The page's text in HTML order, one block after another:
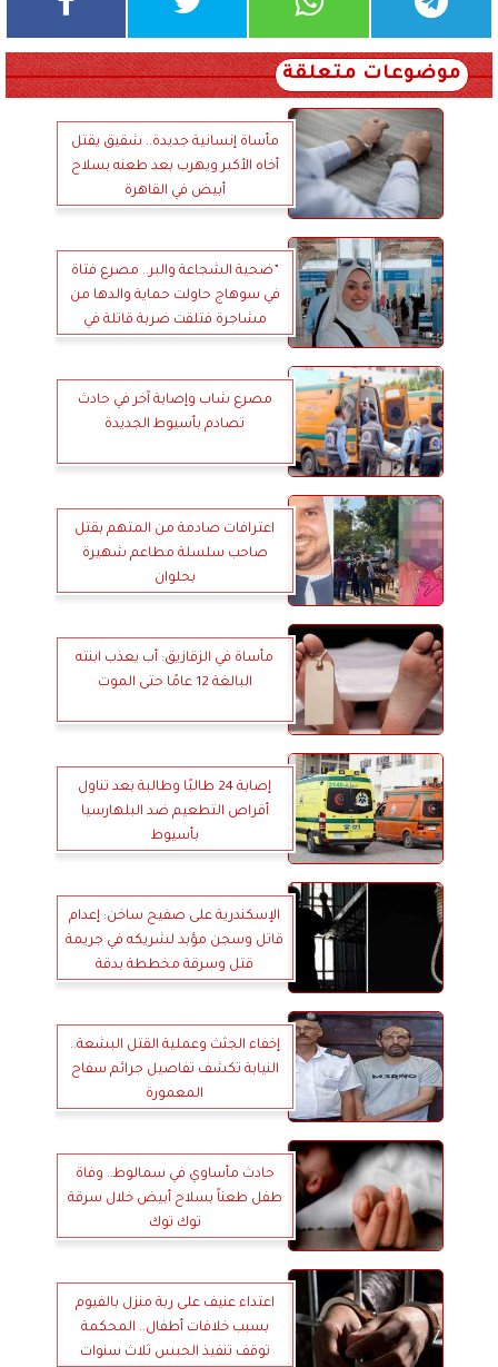
موضوعات متعلقة
مأساة إنسانية جديدة.. شقيق يقتل
أخاه الأكبر ويهرب بعد طعنه بسلاح
أبيض في القاهرة
”ضحية الشجاعة والبر.. مصرع فتاة
في سوهاج حاولت حماية والدها من
مشاجرة فتلقت ضربة قاتلة في
مصرع شاب وإصابة آخر في حادث
تصادم بأسيوط الجديدة
اعترافات صادمة من المتهم بقتل
صاحب سلسلة مطاعم شهيرة
بحلوان
مأساة في الزقازيق: أب يعذب ابنته
البالغة 12 عامًا حتى الموت
إصابة 24 طالبًا وطالبة بعد تناول
أقراص التطعيم ضد البلهارسيا
بأسيوط
الإسكندرية على صفيح ساخن: إعدام
قاتل وسجن مؤبد لشريكه في جريمة
قتل وسرقة مخططة بدقة
إخفاء الجثث وعملية القتل البشعة..
النيابة تكشف تفاصيل جرائم سفاح
المعمورة
حادث مأساوي في سمالوط.. وفاة
طفل طعناً بسلاح أبيض خلال سرقة
توك توك
اعتداء عنيف على ربة منزل بالفيوم
بسبب خلافات أطفال.. المحكمة
توقف تنفيذ الحبس ثلاث سنوات